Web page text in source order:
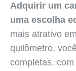
Adquirir um
uma escolha
mais atrativo
quilômetro,
completas,